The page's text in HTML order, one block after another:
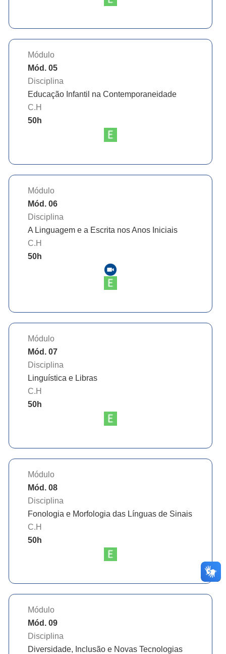
Módulo
Mód. 05
Disciplina
Educação Infantil na Contemporaneidade
C.H
50h
Módulo
Mód. 06
Disciplina
A Linguagem e a Escrita nos Anos Iniciais
C.H
50h
Módulo
Mód. 07
Disciplina
Linguística e Libras
C.H
50h
Módulo
Mód. 08
Disciplina
Fonologia e Morfologia das Línguas de Sinais
C.H
50h
Módulo
Mód. 09
Disciplina
Diversidade, Inclusão e Novas Tecnologias